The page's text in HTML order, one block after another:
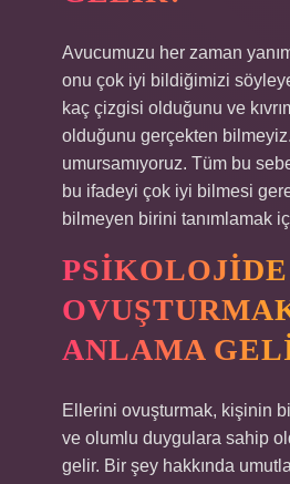
Avucumuzu her zaman
onu çok iyi bildiğimizi
kaç çizgisi olduğunu ve
olduğunu gerçekten
umursamıyoruz. Tüm bu
bu ifadeyi çok iyi bilmesi
bilmeyen birini tanımlamak
ANLAMA
Ellerini ovuşturmak, kişinin
ve olumlu duygulara sahip
gelir. Bir şey hakkında